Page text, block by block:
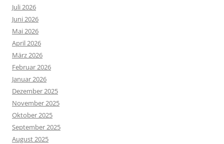
Juli 2026
Juni 2026
Mai 2026
April 2026
März 2026
Februar 2026
Januar 2026
Dezember 2025
November 2025
Oktober 2025
September 2025
August 2025